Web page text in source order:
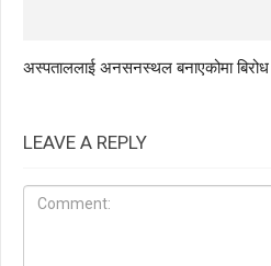
अस्पताललाई अनसनस्थल बनाएकोमा बिरोध
LEAVE A REPLY